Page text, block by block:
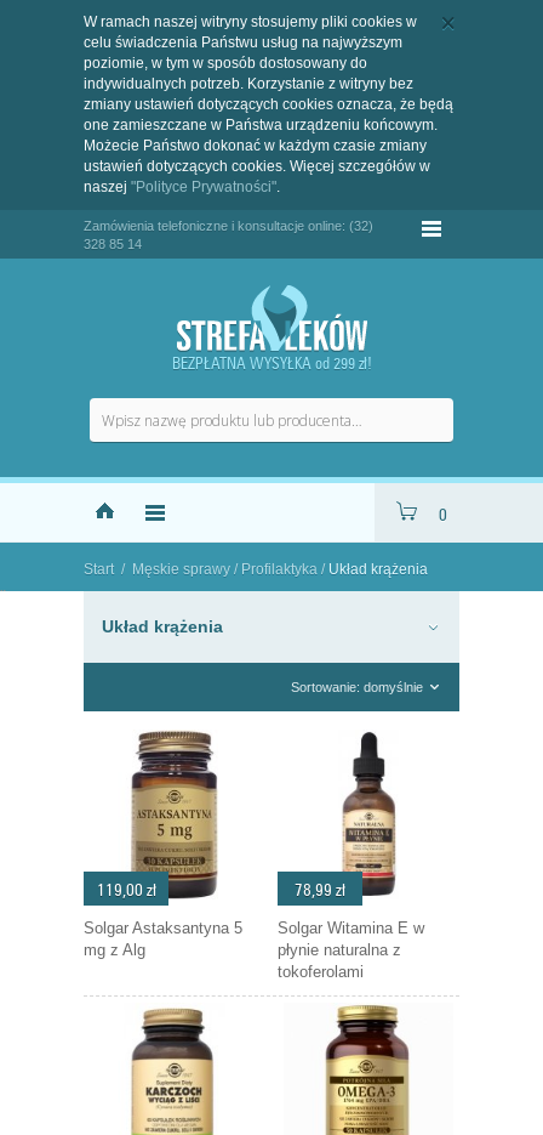
W ramach naszej witryny stosujemy pliki cookies w
celu świadczenia Państwu usług na najwyższym
poziomie, w tym w sposób dostosowany do
indywidualnych potrzeb. Korzystanie z witryny bez
zmiany ustawień dotyczących cookies oznacza, że będą
one zamieszczane w Państwa urządzeniu końcowym.
Możecie Państwo dokonać w każdym czasie zmiany
ustawień dotyczących cookies. Więcej szczegółów w
naszej "Polityce Prywatności".
Zamówienia telefoniczne i konsultacje online: (32)
328 85 14
BEZPŁATNA WYSYŁKA od 299 zł!
0
Start / Męskie sprawy / Profilaktyka / Układ krążenia
"
Układ krążenia
Sortowanie: domyślnie
119,00 zł
Solgar Astaksantyna 5
mg z Alg
78,99 zł
Solgar Witamina E w
płynie naturalna z
tokoferolami